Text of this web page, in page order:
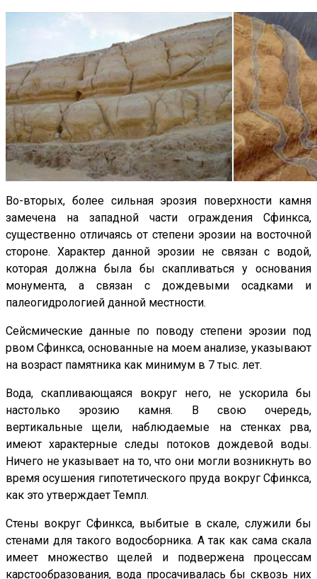
Во-вторых, более сильная эрозия поверхности камня
замечена на западной части ограждения Сфинкса,
существенно отличаясь от степени эрозии на восточной
стороне. Характер данной эрозии не связан с водой,
которая должна была бы скапливаться у основания
монумента, а связан с дождевыми осадками и
палеогидрологией данной местности.
Сейсмические данные по поводу степени эрозии под
рвом Сфинкса, основанные на моем анализе, указывают
на возраст памятника как минимум в 7 тыс. лет.
Вода, скапливающаяся вокруг него, не ускорила бы
настолько эрозию камня. В свою очередь,
вертикальные щели, наблюдаемые на стенках рва,
имеют характерные следы потоков дождевой воды.
Ничего не указывает на то, что они могли возникнуть во
время осушения гипотетического пруда вокруг Сфинкса,
как это утверждает Темпл.
Стены вокруг Сфинкса, выбитые в скале, служили бы
стенами для такого водосборника. А так как сама скала
имеет множество щелей и подвержена процессам
карстообразования, вода просачивалась бы сквозь них